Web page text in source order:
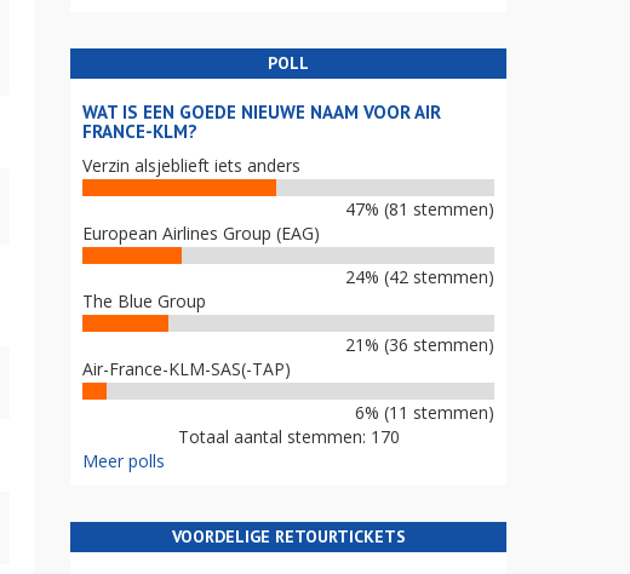
POLL
WAT IS EEN GOEDE NIEUWE NAAM VOOR AIR
FRANCE-KLM?
Verzin alsjeblieft iets anders
47% (81 stemmen)
European Airlines Group (EAG)
24% (42 stemmen)
The Blue Group
21% (36 stemmen)
Air-France-KLM-SAS(-TAP)
6% (11 stemmen)
Totaal aantal stemmen: 170
Meer polls
VOORDELIGE RETOURTICKETS